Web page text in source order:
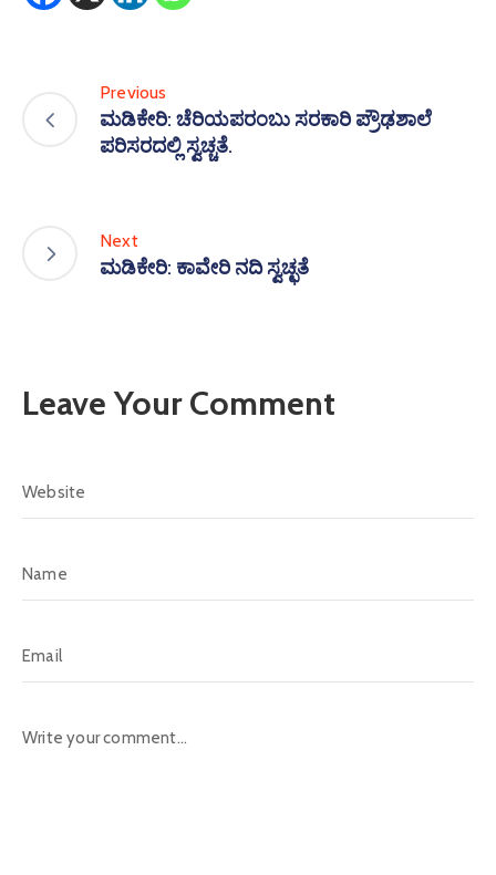
Previous
ಮಡಿಕೇರಿ: ಚೆರಿಯಪರಂಬು ಸರಕಾರಿ ಪ್ರೌಢಶಾಲೆ
ಪರಿಸರದಲ್ಲಿ ಸ್ವಚ್ಚತೆ.
Next
ಮಡಿಕೇರಿ: ಕಾವೇರಿ ನದಿ ಸ್ವಚ್ಛತೆ
Leave Your Comment